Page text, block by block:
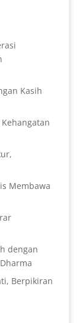
Kasih
Membawa
dengan
Berpikiran